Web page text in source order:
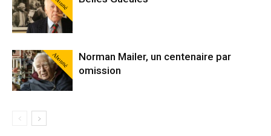
Abonné
Norman Mailer, un centenaire par
omission